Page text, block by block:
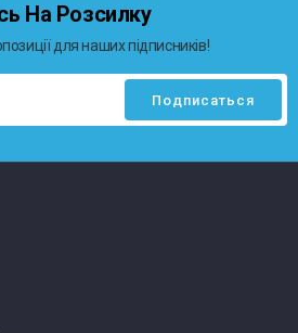
На Розсилку
для наших підписників!